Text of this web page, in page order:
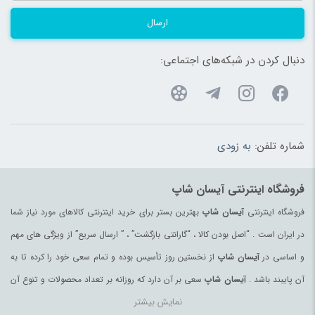
ارسال
دنبال کردن در شبکه‌های اجتماعی:
شماره تلفن: به زودی
فروشگاه اینترنتی آیسان شاپ
فروشگاه اینترنتیآیسان شاپبهترین بستر برای خرید اینترنتی کالاهای مورد نیاز شما
در ایران است . “اصل بودن کالا ، “گارانتی بازگشت” ، ” ارسال سریع” از ویژگی های مهم
و اساسی درآیسان شاپ از نخستین روز تأسیس بوده و تمام سعی خود را کرده تا به
آن پایبند باشد .آیسان شاپ سعی بر آن دارد که روزانه بر تعداد محصولات و تنوع آن
بیفزاید تا بتواند نیاز همه ی افراد با هر نوع سلیقه را در خرید محصولات اینترنتی مرتفع
نمایش بیشتر